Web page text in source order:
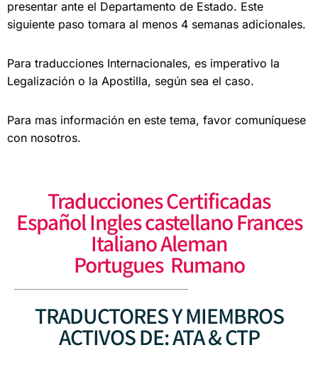
presentar ante el Departamento de Estado. Este
siguiente paso tomara al menos 4 semanas adicionales.
Para traducciones Internacionales, es imperativo la
Legalización o la Apostilla, según sea el caso.
Para mas información en este tema, favor comuníquese
con nosotros.
Traducciones Certificadas
Español Ingles castellano Frances
Italiano Aleman
Portugues Rumano
TRADUCTORES Y MIEMBROS
ACTIVOS DE: ATA & CTP